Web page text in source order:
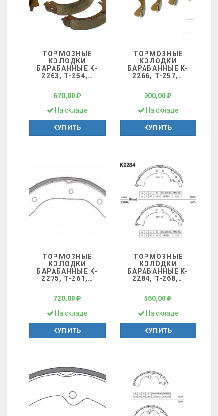
ТОРМОЗНЫЕ
КОЛОДКИ
БАРАБАННЫЕ K-
2263, T-254,…
670,00 ₽
На складе
КУПИТЬ
ТОРМОЗНЫЕ
КОЛОДКИ
БАРАБАННЫЕ K-
2266, T-257,…
900,00 ₽
На складе
КУПИТЬ
ТОРМОЗНЫЕ
КОЛОДКИ
БАРАБАННЫЕ K-
2275, T-261,…
720,00 ₽
На складе
КУПИТЬ
ТОРМОЗНЫЕ
КОЛОДКИ
БАРАБАННЫЕ K-
2284, T-268,…
560,00 ₽
На складе
КУПИТЬ